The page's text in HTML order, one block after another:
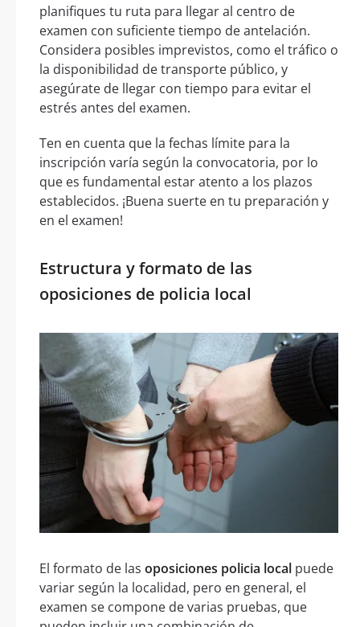
planifiques tu ruta para llegar al centro de
examen con suficiente tiempo de antelación.
Considera posibles imprevistos, como el tráfico o
la disponibilidad de transporte público, y
asegúrate de llegar con tiempo para evitar el
estrés antes del examen.
Ten en cuenta que la fechas límite para la
inscripción varía según la convocatoria, por lo
que es fundamental estar atento a los plazos
establecidos. ¡Buena suerte en tu preparación y
en el examen!
Estructura y formato de las
oposiciones de policia local
El formato de las oposiciones policia local puede
variar según la localidad, pero en general, el
examen se compone de varias pruebas, que